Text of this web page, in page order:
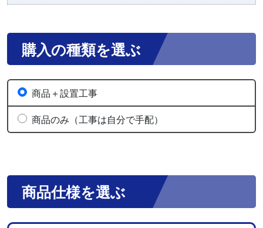
購入の種類を選ぶ
商品＋設置工事
商品のみ（工事は自分で手配）
商品仕様を選ぶ